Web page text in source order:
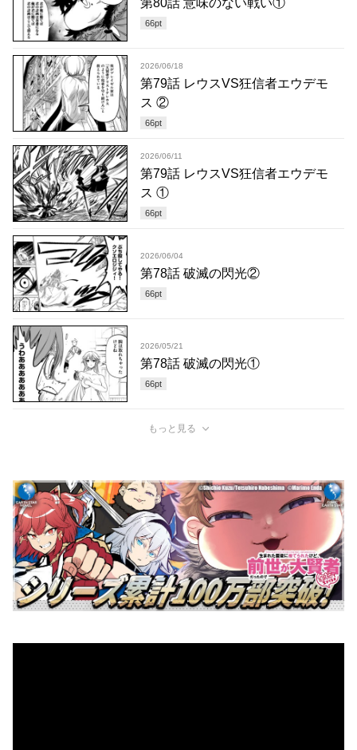
66pt
2026/06/18
第79話 レウスVS狂信者エウデモ
ス ②
66pt
2026/06/11
第79話 レウスVS狂信者エウデモ
ス ①
66pt
2026/06/04
第78話 破滅の閃光②
66pt
2026/05/21
第78話 破滅の閃光①
66pt
もっと見る